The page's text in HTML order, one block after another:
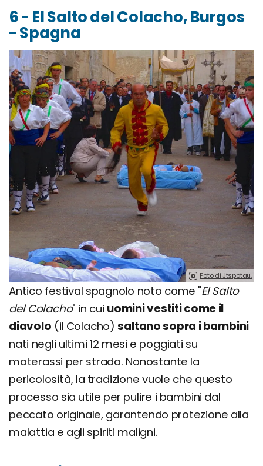
6 - El Salto del Colacho, Burgos
- Spagna
Foto di Jtspotau.
Antico festival spagnolo noto come "El Salto
del Colacho" in cui uomini vestiti come il
diavolo (il Colacho)saltano sopra i bambini
nati negli ultimi 12 mesi e poggiati su
materassi per strada. Nonostante la
pericolosità, la tradizione vuole che questo
processo sia utile per pulire i bambini dal
peccato originale, garantendo protezione alla
malattia e agli spiriti maligni.